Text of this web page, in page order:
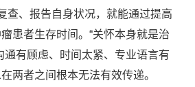
查、报告自身状况，就能通过提高
患者生存时间。“关怀本身就是治
通有顾虑、时间太紧、专业语言有
两者之间根本无法有效传递。